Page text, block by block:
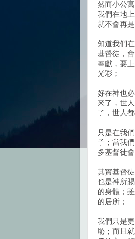
然而小公
我們在地
就不會再
知道我們
基督徒，
奉獻，要
光彩；
好在神也
來了，世
了，世人
只是在我
子；當我
多基督徒
其實基督
也是神所
的身體；
的居所；
我們只是
恥；而且